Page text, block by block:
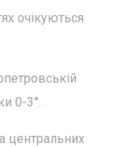
очікуються
0-3°.
центральних